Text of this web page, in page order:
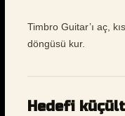
Timbro Guitar’ı aç,
döngüsü kur.
Hedefi küçült